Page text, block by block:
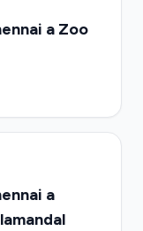
a Zoo
a